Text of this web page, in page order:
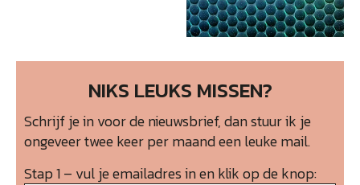
NIKS LEUKS MISSEN?
Schrijf je in voor de nieuwsbrief, dan stuur ik je
ongeveer twee keer per maand een leuke mail.
Stap 1 – vul je emailadres in en klik op de knop: